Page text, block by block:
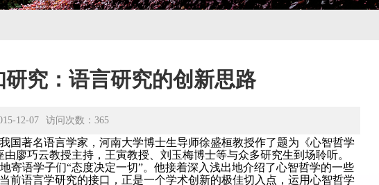
究：语言研究的创新思路
12-07 访问次数：365
国著名语言学家，河南大学博士生导师徐盛桓教授作了题为《心智哲学
廖巧云教授主持，王寅教授、刘玉梅博士等与众多研究生到场聆听。
寄语学子们“态度决定一切”。他接着深入浅出地介绍了心智哲学的一些
前语言学研究的接口，正是一个学术创新的极佳切入点，运用心智哲学